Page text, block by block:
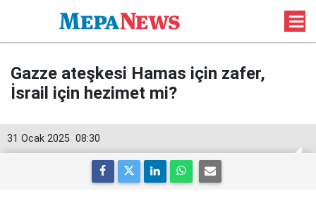
Gazze ateşkesi Hamas için zafer,
İsrail için hezimet mi?
08:30
31 Ocak 2025